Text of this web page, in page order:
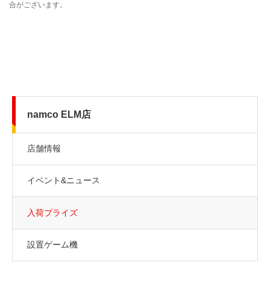
namco ELM店
店舗情報
イベント&ニュース
入荷プライズ
設置ゲーム機